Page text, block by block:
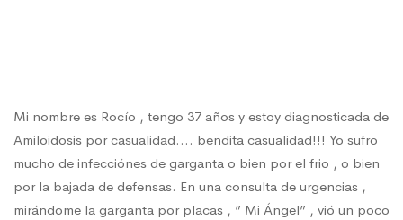
Mi nombre es Rocío , tengo 37 años y estoy diagnosticada de
Amiloidosis por casualidad…. bendita casualidad!!! Yo sufro
mucho de infecciónes de garganta o bien por el frio , o bien
por la bajada de defensas. En una consulta de urgencias ,
mirándome la garganta por placas , ” Mi Ángel” , vió un poco